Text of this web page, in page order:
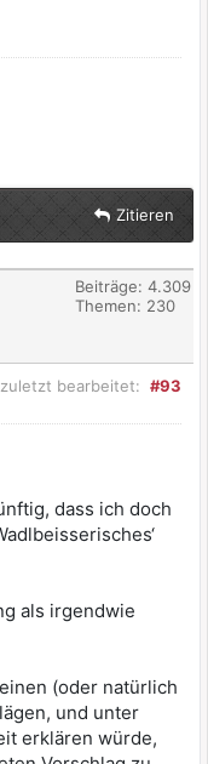
Zitieren
Beiträge: 4.309
Themen: 230
#93
bearbeitet:
dass ich doch
als irgendwie
(oder natürlich
und unter
erklären würde,